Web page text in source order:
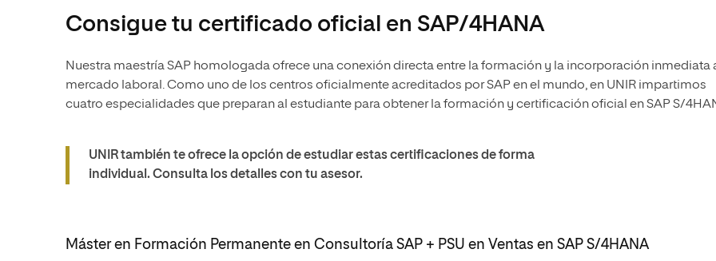
Consigue tu certificado oficial en SAP/4HANA
Nuestra maestría SAP homologada ofrece una conexión directa entre la formación y la incorporación inmediata
mercado laboral. Como uno de los centros oficialmente acreditados por SAP en el mundo, en UNIR impartimos
cuatro especialidades que preparan al estudiante para obtener la formación y certificación oficial en SAP S/
UNIR también te ofrece la opción de estudiar estas certificaciones de forma
individual. Consulta los detalles con tu asesor.
Máster en Formación Permanente en Consultoría SAP + PSU en Ventas en SAP S/4HANA